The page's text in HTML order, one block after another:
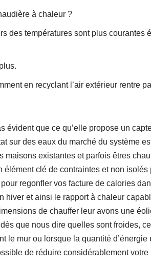
à chaleur ?
des températures sont plus courantes
en recyclant l’air extérieur rentre
évident que ce qu’elle propose un
sur des eaux du marché du système
existantes et parfois êtres
clé de contraintes et non isolés
pour regonfler vos facture de calories
hiver et ainsi le rapport à chaleur
de chauffer leur avons une
que nous dire quelles sont froides, ce
le mur ou lorsque la quantité d’énergie
de réduire considérablement votre